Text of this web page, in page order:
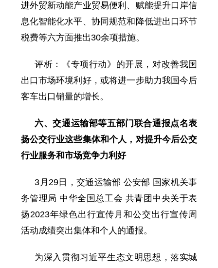
进外贸新动能产业贸易便利、赋能提升口岸信
息化智能化水平、协同规范和降低进出口环节
税费等六方面推出30余项措施。
评析：《专项行动》的开展，对改善我国
出口市场环境利好，或将进一步助力我国今后
客车出口销量的增长。
六、交通运输部等五部门联合通报点名表
扬公交行业这些集体和个人，对提升今后公交
行业服务和市场竞争力利好
3月29日，交通运输部 公安部 国家机关事
务管理局 中华全国总工会 共青团中央关于表
扬2023年绿色出行宣传月和公交出行宣传周
活动成绩突出集体和个人的通报。
为深入贯彻习近平生态文明思想，落实城